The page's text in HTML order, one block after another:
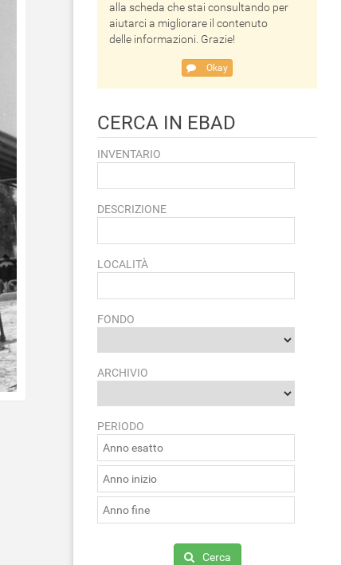
alla scheda che stai consultando per
aiutarci a migliorare il contenuto
delle informazioni. Grazie!
Okay
CERCA IN EBAD
INVENTARIO
DESCRIZIONE
LOCALITÀ
FONDO
ARCHIVIO
PERIODO
Cerca